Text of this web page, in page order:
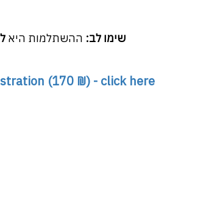
שימו לב: ההשתלמות היא
(170 ₪) - click here